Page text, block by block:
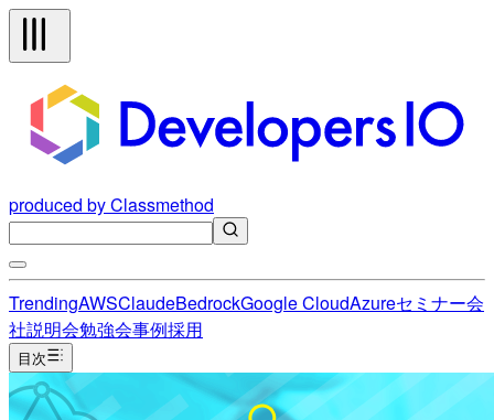
produced by Classmethod
TrendingAWSClaudeBedrockGoogle CloudAzureセミナー会
社説明会勉強会事例採用
目次